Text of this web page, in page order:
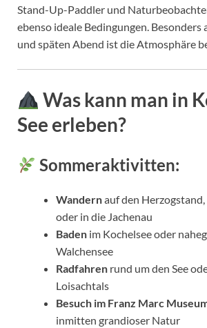
Stand-Up-Paddler und
ebenso ideale Bedingungen. Besonders
und späten Abend ist die Atmosphäre
Was kann man in
See erleben?
Sommeraktivitten:
Wandernauf den
oder in die Jachenau
Baden im Kochelsee oder
Walchensee
Radfahren rund um den See
Loisachtals
Besuch im Franz Marc
inmitten grandioser Natur